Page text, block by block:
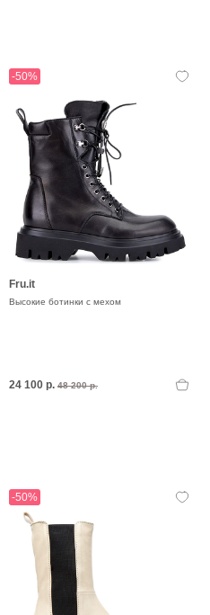
-50%
Fru.it
Высокие ботинки с мехом
24 100 р. 48 200 р.
-50%